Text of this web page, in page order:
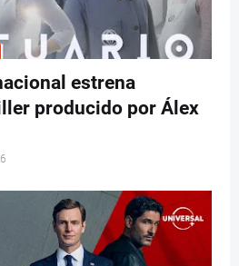
estrena
producido por Álex